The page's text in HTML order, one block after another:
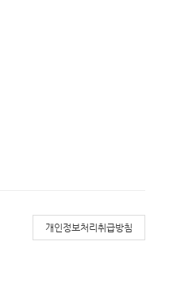
개인정보처리취급방침